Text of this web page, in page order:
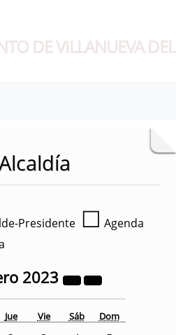
DE VILLANUEVA
Presidente ☐ Agenda
2023
Jue Vie Sáb Dom